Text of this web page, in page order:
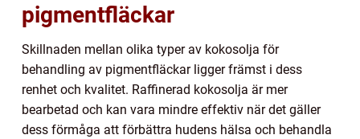
pigmentfläckar
Skillnaden mellan olika typer av kokosolja för
behandling av pigmentfläckar ligger främst i dess
renhet och kvalitet. Raffinerad kokosolja är mer
bearbetad och kan vara mindre effektiv när det gäller
dess förmåga att förbättra hudens hälsa och behandla